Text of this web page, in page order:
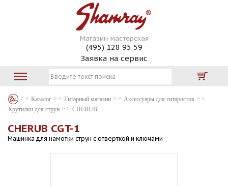
Магазин-мастерская
(495) 128 95 59
Заявка на сервис
Каталог Гитарный магазин
Аксессуары для гитаристов
Крутилки для струн
CHERUB
CHERUB CGT-1
Машинка для намотки струн с отверткой и ключами